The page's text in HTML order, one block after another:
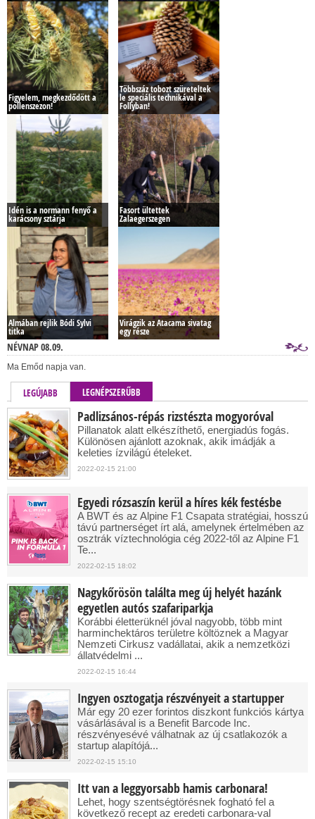
Figyelem, megkezdődött a
pollenszezon!
Többszáz tobozt szüreteltek
le speciális technikával a
Follyban!
Idén is a normann fenyő a
karácsony sztárja
Fasort ültettek
Zalaegerszegen
Almában rejlik Bódi Sylvi
titka
Virágzik az Atacama sivatag
egy része
NÉVNAP 08.09.
Ma Emőd napja van.
LEGÚJABB LEGNÉPSZERŰBB
Padlizsános-répás rizstészta mogyoróval
Pillanatok alatt elkészíthető, energiadús fogás.
Különösen ajánlott azoknak, akik imádják a
keleties ízvilágú ételeket.
2022-02-15 21:00
Egyedi rózsaszín kerül a híres kék festésbe
A BWT és az Alpine F1 Csapata stratégiai, hosszú
távú partnerséget írt alá, amelynek értelmében az
osztrák víztechnológia cég 2022-től az Alpine F1
Te...
2022-02-15 18:02
Nagykőrösön találta meg új helyét hazánk
egyetlen autós szafariparkja
Korábbi életterüknél jóval nagyobb, több mint
harminchektáros területre költöznek a Magyar
Nemzeti Cirkusz vadállatai, akik a nemzetközi
állatvédelmi ...
2022-02-15 16:44
Ingyen osztogatja részvényeit a startupper
Már egy 20 ezer forintos diszkont funkciós kártya
vásárlásával is a Benefit Barcode Inc.
részvényesévé válhatnak az új csatlakozók a
startup alapítójá...
2022-02-15 15:10
Itt van a leggyorsabb hamis carbonara!
Lehet, hogy szentségtörésnek fogható fel a
következő recept az eredeti carbonara-val